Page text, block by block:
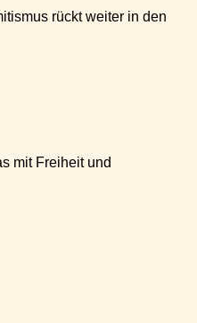
rückt weiter in den
mit Freiheit und